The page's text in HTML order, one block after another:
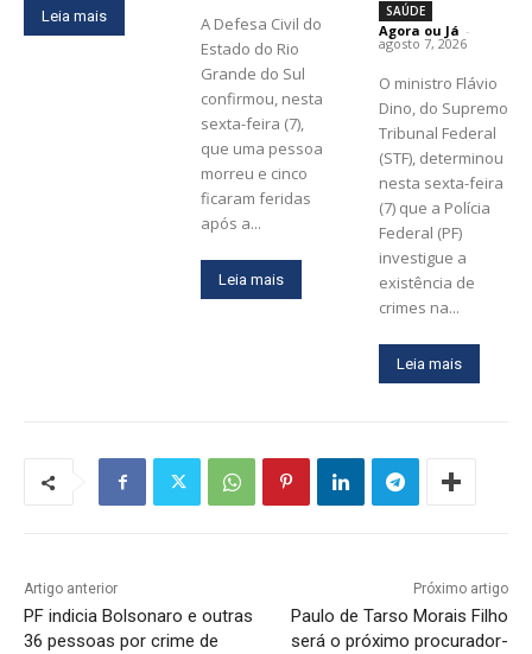
Leia mais
A Defesa Civil do
Estado do Rio
Grande do Sul
confirmou, nesta
sexta-feira (7),
que uma pessoa
morreu e cinco
ficaram feridas
após a...
Leia mais
SAÚDE
Agora ou Já -
agosto 7, 2026
O ministro Flávio
Dino, do Supremo
Tribunal Federal
(STF), determinou
nesta sexta-feira
(7) que a Polícia
Federal (PF)
investigue a
existência de
crimes na...
Leia mais
Artigo anterior
PF indicia Bolsonaro e outras
36 pessoas por crime de
Próximo artigo
Paulo de Tarso Morais Filho
será o próximo procurador-